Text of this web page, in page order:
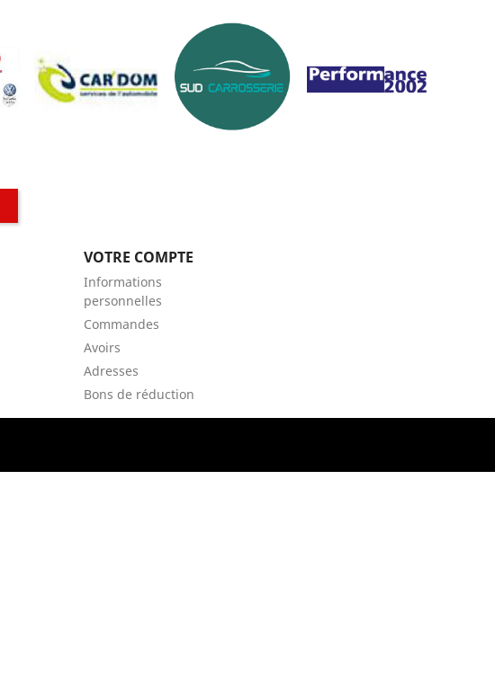
VOTRE COMPTE
Informations
personnelles
Commandes
Avoirs
Adresses
Bons de réduction